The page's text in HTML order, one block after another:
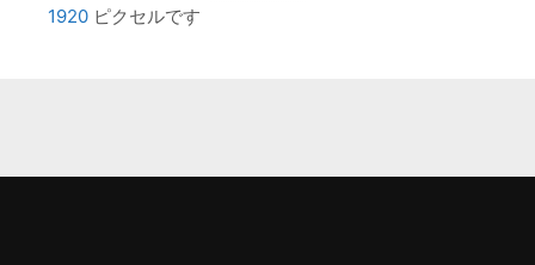
1920 ピクセルです